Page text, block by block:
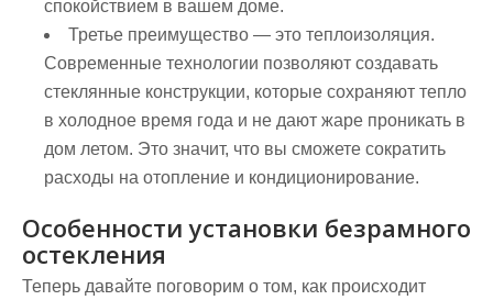
спокойствием в вашем доме.
Третье преимущество — это теплоизоляция.
Современные технологии позволяют создавать
стеклянные конструкции, которые сохраняют тепло
в холодное время года и не дают жаре проникать в
дом летом. Это значит, что вы сможете сократить
расходы на отопление и кондиционирование.
Особенности установки безрамного
остекления
Теперь давайте поговорим о том, как происходит